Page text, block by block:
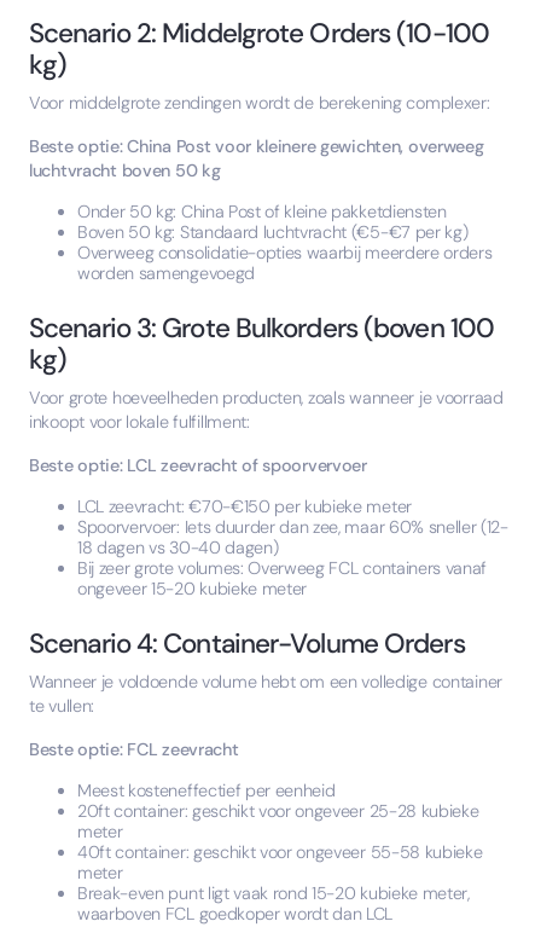
Scenario 2: Middelgrote Orders (10-100
kg)
Voor middelgrote zendingen wordt de berekening complexer:
Beste optie: China Post voor kleinere gewichten, overweeg
luchtvracht boven 50 kg
Onder 50 kg: China Post of kleine pakketdiensten
Boven 50 kg: Standaard luchtvracht (€5-€7 per kg)
Overweeg consolidatie-opties waarbij meerdere orders
worden samengevoegd
Scenario 3: Grote Bulkorders (boven 100
kg)
Voor grote hoeveelheden producten, zoals wanneer je voorraad
inkoopt voor lokale fulfillment:
Beste optie: LCL zeevracht of spoorvervoer
LCL zeevracht: €70-€150 per kubieke meter
Spoorvervoer: Iets duurder dan zee, maar 60% sneller (12-
18 dagen vs 30-40 dagen)
Bij zeer grote volumes: Overweeg FCL containers vanaf
ongeveer 15-20 kubieke meter
Scenario 4: Container-Volume Orders
Wanneer je voldoende volume hebt om een volledige container
te vullen:
Beste optie: FCL zeevracht
Meest kosteneffectief per eenheid
20ft container: geschikt voor ongeveer 25-28 kubieke
meter
40ft container: geschikt voor ongeveer 55-58 kubieke
meter
Break-even punt ligt vaak rond 15-20 kubieke meter,
waarboven FCL goedkoper wordt dan LCL